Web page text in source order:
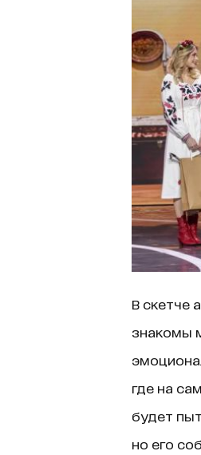
В скетче
знакомы
где на
будет
но его